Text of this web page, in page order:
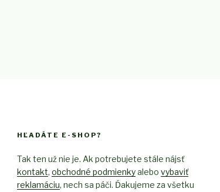
HĽADÁTE E-SHOP?
Tak ten už nie je. Ak potrebujete stále nájsť
kontakt, obchodné podmienkyalebo vybaviť
reklamáciu, nech sa páči. Ďakujeme za všetku